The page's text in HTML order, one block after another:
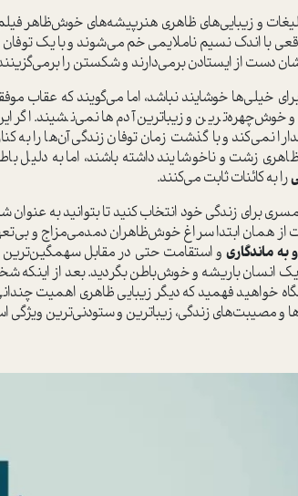
و زیبایی‌های ظاهری هنرپیشه‌های خوش‌ظاهر
با اندک نسیم ناملایمی خم می‌شوند و با یک
دست از ایستادن برمی‌دارند و شکستن را
خیلی‌ها خوشایند نباشد، اما می‌گویند که عقاب
و زیباترین آدم‌ها نمی‌نشیند. اگر
نمی‌کند و با گذشت زمان توفان زندگی آن‌ها را به
زشت و ناخوشایند داشته باشند، اما به دلیل
را به کائنات ثابت می‌کنند.
برای زندگی خود انتخاب کنید تا بتوانید به عنوان
از همان ابتدا سراغ خوش‌ظاهران دمدمی‌مزاج و
به ماندگاریو استقامت حتی در مقابل سهمگین‌ترین
یک انسان با‌ریشه و خوش‌باطن بگردید. بعد از اینکه
آنگاه خواهید فهمید که دیگر زیبایی ظاهری اهمیت
و مصیبت‌های زندگی، زیباترین و ستودنی‌ترین